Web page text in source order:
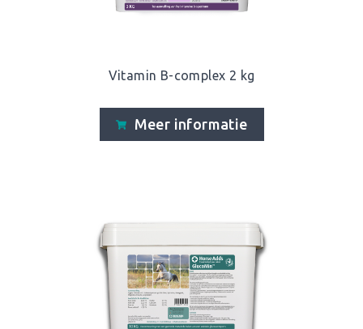
Vitamin B-complex 2 kg
Meer informatie